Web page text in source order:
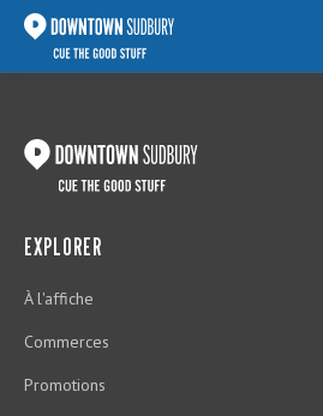
EXPLORER
À l'affiche
Commerces
Promotions